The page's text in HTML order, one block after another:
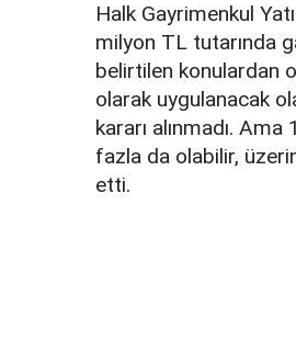
Halk Gayrimenkul
milyon TL tutarında
belirtilen konulardan
olarak uygulanacak
kararı alınmadı.
fazla da olabilir,
etti.